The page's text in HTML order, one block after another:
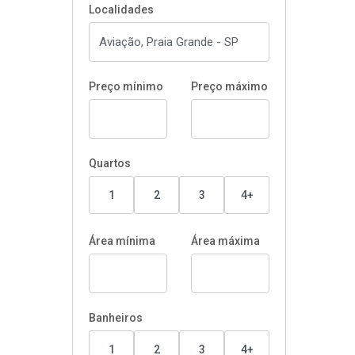
Localidades
Preço mínimo Preço máximo
Quartos
1 2 3 4+
Área mínima Área máxima
Banheiros
1 2 3 4+